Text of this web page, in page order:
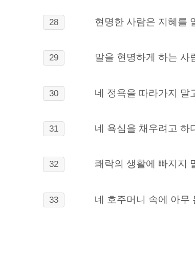
28 현명한 사람은 지혜를
29 말을 현명하게 하는 사
30 네 정욕을 따라가지 말
31 네 욕심을 채우려고 하
32 쾌락의 생활에 빠지지
33 네 호주머니 속에 아무